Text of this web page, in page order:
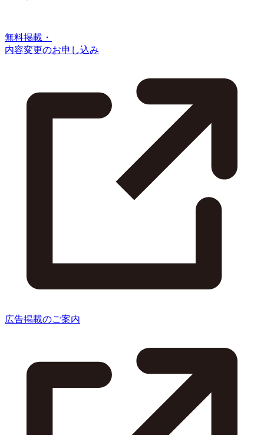
無料掲載・
内容変更のお申し込み
広告掲載のご案内